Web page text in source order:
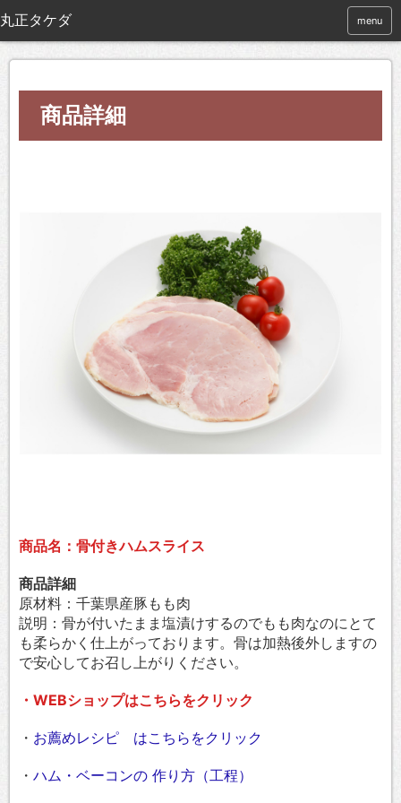
menu
商品詳細
商品名：骨付きハムスライス
商品詳細
原材料：千葉県産豚もも肉
説明：骨が付いたまま塩漬けするのでもも肉なのにとて
も柔らかく仕上がっております。骨は加熱後外しますの
で安心してお召し上がりください。
・WEBショップはこちらをクリック
・ お薦めレシピ はこちらをクリック
・ ハム・ベーコンの 作り方（工程）